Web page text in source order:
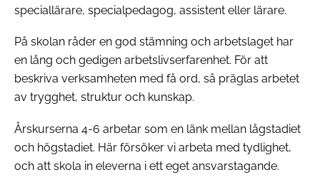
speciallärare, specialpedagog, assistent eller lärare.
På skolan råder en god stämning och arbetslaget har
en lång och gedigen arbetslivserfarenhet. För att
beskriva verksamheten med få ord, så präglas arbetet
av trygghet, struktur och kunskap.
Årskurserna 4-6 arbetar som en länk mellan lågstadiet
och högstadiet. Här försöker vi arbeta med tydlighet,
och att skola in eleverna i ett eget ansvarstagande.